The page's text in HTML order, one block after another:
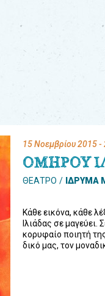
15 Νοεμβρίου 2015-
ΟΜΗΡΟΥ
ΘΕΑΤΡΟ ΙΔΡΥΜΑ
Κάθε εικόνα, κάθε
Ιλιάδας σε μαγεύει.
κορυφαίο ποιητή
δικό μας, τον